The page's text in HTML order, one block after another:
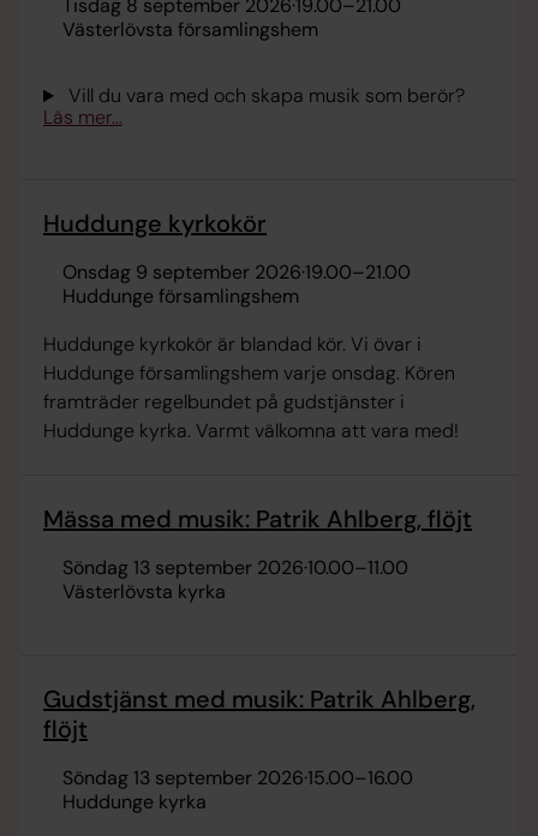
tisdag 8 september 2026·19.00–21.00
Västerlövsta församlingshem
Vill du vara med och skapa musik som berör?
Läs mer...
Huddunge kyrkokör
onsdag 9 september 2026·19.00–21.00
Huddunge församlingshem
Huddunge kyrkokör är blandad kör. Vi övar i
Huddunge församlingshem varje onsdag. Kören
framträder regelbundet på gudstjänster i
Huddunge kyrka. Varmt välkomna att vara med!
Mässa med musik: Patrik Ahlberg, flöjt
söndag 13 september 2026·10.00–11.00
Västerlövsta kyrka
Gudstjänst med musik: Patrik Ahlberg,
flöjt
söndag 13 september 2026·15.00–16.00
Huddunge kyrka